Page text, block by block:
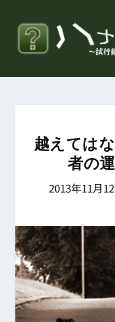
越えては
者の
2013年11月